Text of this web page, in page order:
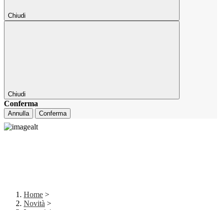
Chiudi
Chiudi
Conferma
Annulla Conferma
Home >
Novità >